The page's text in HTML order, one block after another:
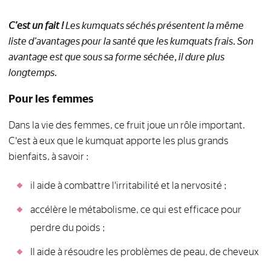
C'est un fait !Les kumquats séchés présentent la même
liste d'avantages pour la santé que les kumquats frais. Son
avantage est que sous sa forme séchée, il dure plus
longtemps.
Pour les femmes
Dans la vie des femmes, ce fruit joue un rôle important.
C'est à eux que le kumquat apporte les plus grands
bienfaits, à savoir :
il aide à combattre l'irritabilité et la nervosité ;
accélère le métabolisme, ce qui est efficace pour
perdre du poids ;
Il aide à résoudre les problèmes de peau, de cheveux